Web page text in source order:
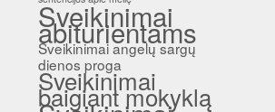
Sveikinimai
abiturientams
Sveikinimai angelų sargų
dienos proga
Sveikinimai
baigiant mokyklą